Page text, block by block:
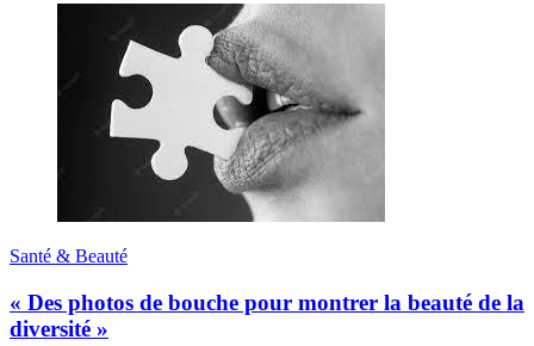
Santé & Beauté
« Des photos de bouche pour montrer la beauté de la
diversité »